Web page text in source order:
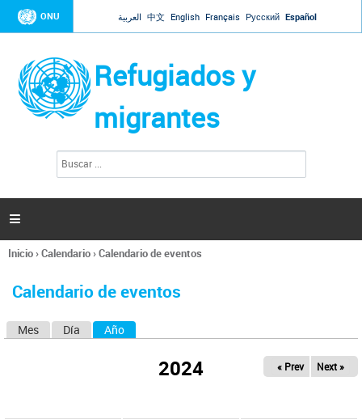
Jump to navigation
ONU العربية 中文 English Français Русский Español
Refugiados y
migrantes
l
s

Se
usted
Inicio›Calendario›Calendario de eventos
Calendario de eventos
Mes Día Año
2024 « Prev Next »